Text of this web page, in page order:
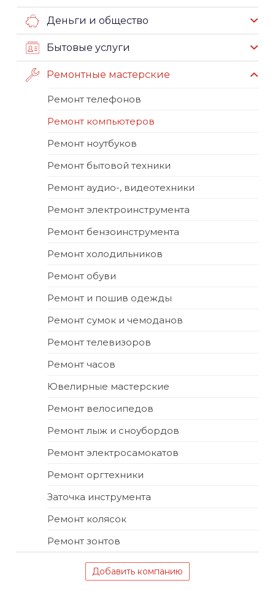
Деньги и общество
Бытовые услуги
Ремонтные мастерские
Ремонт телефонов
Ремонт компьютеров
Ремонт ноутбуков
Ремонт бытовой техники
Ремонт аудио-, видеотехники
Ремонт электроинструмента
Ремонт бензоинструмента
Ремонт холодильников
Ремонт обуви
Ремонт и пошив одежды
Ремонт сумок и чемоданов
Ремонт телевизоров
Ремонт часов
Ювелирные мастерские
Ремонт велосипедов
Ремонт лыж и сноубордов
Ремонт электросамокатов
Ремонт оргтехники
Заточка инструмента
Ремонт колясок
Ремонт зонтов
Добавить компанию